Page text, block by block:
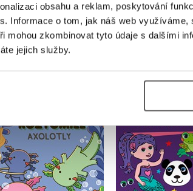
obsahu a reklam, poskytování
Informace o tom, jak náš web
mohou zkombinovat tyto údaje s dalšími
jejich služby.
MOHLO
Mafalda Mota
Papírové
Pohyblivé
Kolektiv